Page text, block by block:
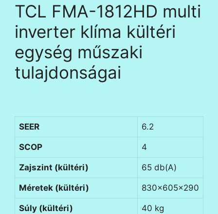
TCL FMA-1812HD multi
inverter klíma kültéri
egység műszaki
tulajdonságai
SEER 6.2
SCOP 4
Zajszint (kültéri) 65 db(A)
Méretek (kültéri) 830x605x290
Súly (kültéri) 40 kg